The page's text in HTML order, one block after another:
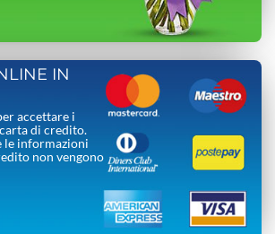
IN
accettare i
di credito.
le informazioni
non vengono